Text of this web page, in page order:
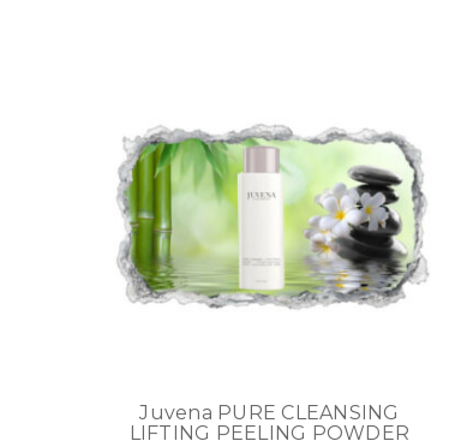
Juvena PURE CLEANSING
LIFTING PEELING POWDER